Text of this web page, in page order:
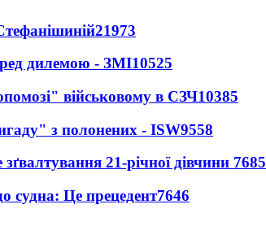
21973
дилемою - ЗМІ10525
військовому в СЗЧ10385
з полонених - ISW9558
21-річної дівчини 7685
судна: Це прецедент7646